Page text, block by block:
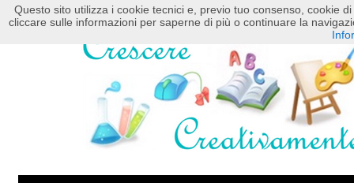
HOME POSTS RSS COMMENTS RSS
Questo sito utilizza i cookie tecnici e, previo tuo consenso, cookie
cliccare sulle informazioni per saperne di più o continuare la